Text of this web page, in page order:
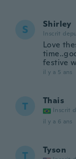
S Shirley
Inscrit
Love
festive
il y a 5 ans
T Thais
Inscrit
il y a 6 ans
T Tyson